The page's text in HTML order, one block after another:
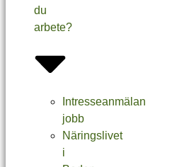
du
arbete?
Intresseanmälan
jobb
Näringslivet
i